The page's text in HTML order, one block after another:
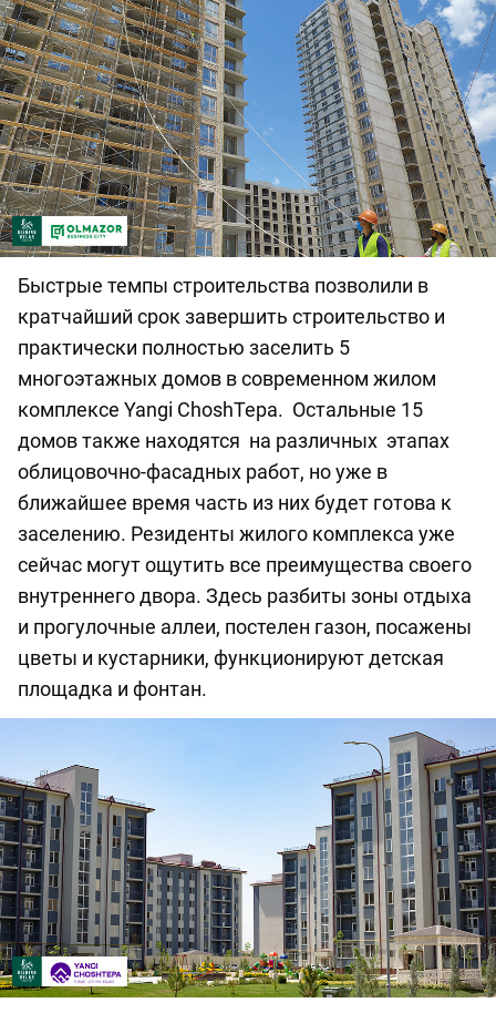
Быстрые темпы строительства позволили в
кратчайший срок завершить строительство и
практически полностью заселить 5
многоэтажных домов в современном жилом
комплексе Yangi ChoshTepa. Остальные 15
домов также находятся на различных этапах
облицовочно-фасадных работ, но уже в
ближайшее время часть из них будет готова к
заселению. Резиденты жилого комплекса уже
сейчас могут ощутить все преимущества своего
внутреннего двора. Здесь разбиты зоны отдыха
и прогулочные аллеи, постелен газон, посажены
цветы и кустарники, функционируют детская
площадка и фонтан.